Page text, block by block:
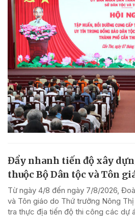
Đẩy nhanh tiến độ xây
thuộc Bộ Dân tộc và Tôn
Từ ngày 4/8 đến ngày 7/8/2026,
và Tôn giáo do Thứ trưởng Nông
tra thực địa tiến độ thi công các dự